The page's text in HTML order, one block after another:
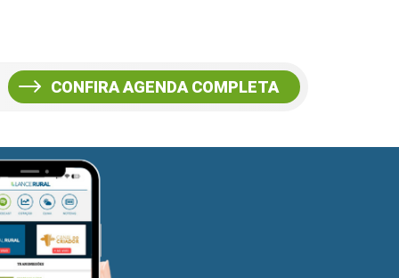
CONFIRA AGENDA COMPLETA